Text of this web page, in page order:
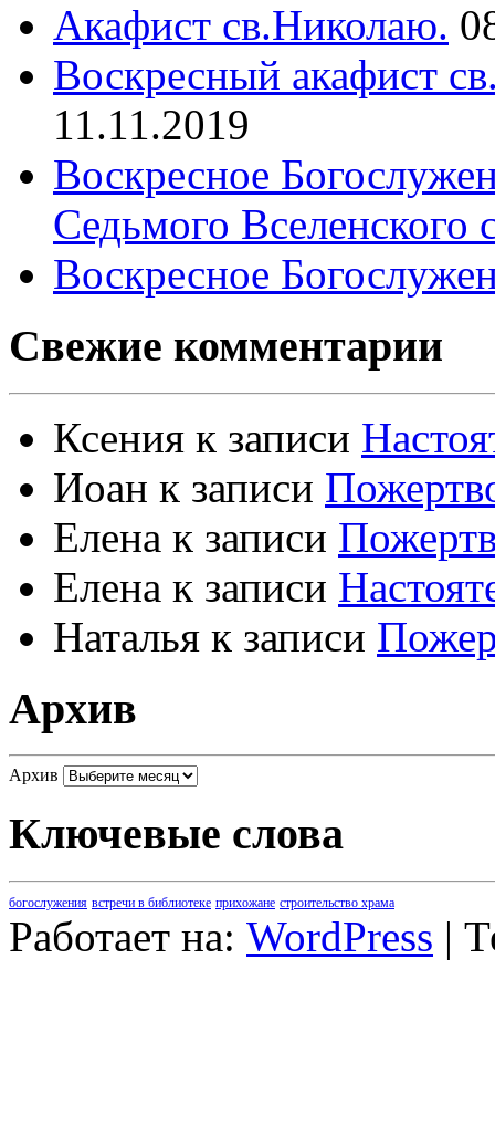
Акафист св.Николаю.
Воскресный акафист
11.11.2019
Воскресное
Седьмого Вселенского
Воскресное
Свежие комментарии
Ксения к записи
Иоан к записи
Елена к записи
Елена к записи
Наталья к записи
Архив
Архив
Ключевые слова
богослужения встречи в библиотеке прихожане строительство храма
Работает на: WordPress |